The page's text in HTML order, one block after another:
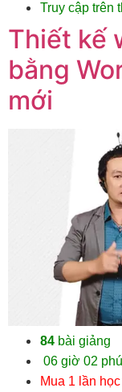
Truy cập trên
Thiết kế
bằng
mới
84 bài giảng
06 giờ 02
Mua 1 lần